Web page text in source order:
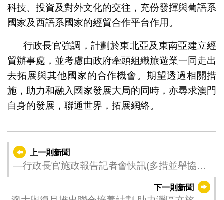
科技、投資及對外文化的交往，充份發揮與葡語系
國家及西語系國家的經貿合作平台作用。
行政長官強調，計劃於東北亞及東南亞建立經
貿辦事處，並考慮由政府牽頭組織旅遊業一同走出
去拓展與其他國家的合作機會。期望透過相關措
施，助力和融入國家發展大局的同時，亦尋求澳門
自身的發展，聯通世界，拓展網絡。
上一則新聞
—行政長官施政報告記者會快訊(多措並舉協助
下一則新聞